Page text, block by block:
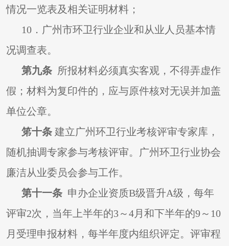
情况一览表及相关证明材料；
10 ．广州市环卫行业企业和从业人员基本情
况调查表。
第九条 所报材料必须真实客观，不得弄虚作
假；材料为复印件的，应与原件核对无误并加盖
单位公章。
笫十条 建立广州环卫行业考核评审专家库，
随机抽调专家参与考核评审。广州环卫行业协会
廉洁从业委员会参与工作。
第十一条 申办企业资质B级晋升A级，每年
评审2次，当年上半年的3～4月和下半年的9～10
月受理申报材料，每半年度内组织评定。评审程